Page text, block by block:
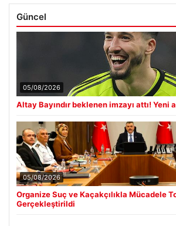
Güncel
05/08/2026
Altay Bayındır beklenen imzayı attı! Yeni
05/08/2026
Organize Suç ve Kaçakçılıkla Mücadele
Gerçekleştirildi